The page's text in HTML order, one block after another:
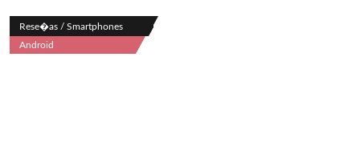
Rese�as / Smartphones
Android